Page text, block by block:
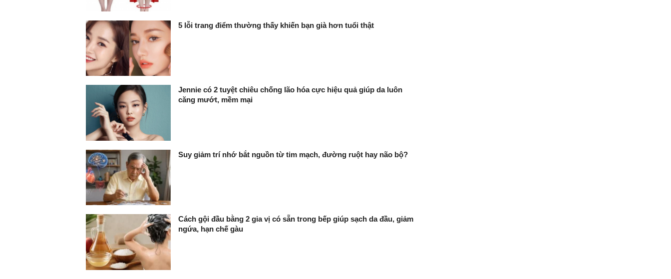
5 lỗi trang điểm thường thấy khiến bạn già hơn tuổi thật
Jennie có 2 tuyệt chiêu chống lão hóa cực hiệu quả giúp da luôn
căng mướt, mềm mại
Suy giảm trí nhớ bắt nguồn từ tim mạch, đường ruột hay não bộ?
Cách gội đầu bằng 2 gia vị có sẵn trong bếp giúp sạch da đầu, giảm
ngứa, hạn chế gàu